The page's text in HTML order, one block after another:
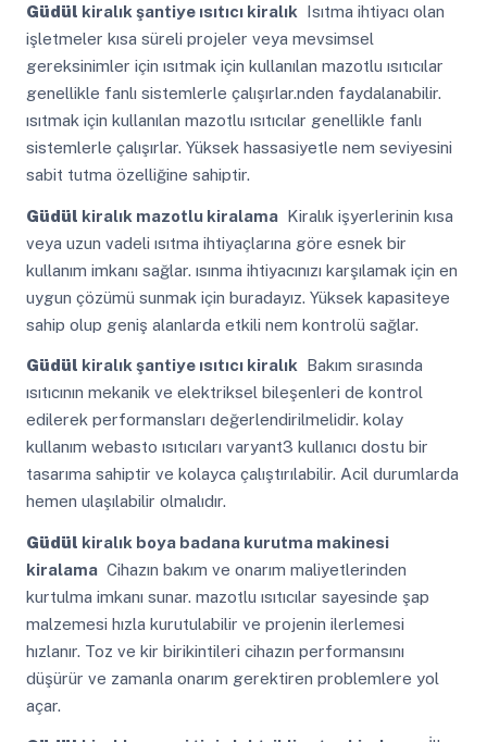
Güdül kiralık şantiye ısıtıcı kiralık Isıtma ihtiyacı olan
işletmeler kısa süreli projeler veya mevsimsel
gereksinimler için ısıtmak için kullanılan mazotlu ısıtıcılar
genellikle fanlı sistemlerle çalışırlar.nden faydalanabilir.
ısıtmak için kullanılan mazotlu ısıtıcılar genellikle fanlı
sistemlerle çalışırlar. Yüksek hassasiyetle nem seviyesini
sabit tutma özelliğine sahiptir.
Güdül kiralık mazotlu kiralamaKiralık işyerlerinin kısa
veya uzun vadeli ısıtma ihtiyaçlarına göre esnek bir
kullanım imkanı sağlar. ısınma ihtiyacınızı karşılamak için en
uygun çözümü sunmak için buradayız. Yüksek kapasiteye
sahip olup geniş alanlarda etkili nem kontrolü sağlar.
Güdül kiralık şantiye ısıtıcı kiralık Bakım sırasında
ısıtıcının mekanik ve elektriksel bileşenleri de kontrol
edilerek performansları değerlendirilmelidir. kolay
kullanım webasto ısıtıcıları varyant3 kullanıcı dostu bir
tasarıma sahiptir ve kolayca çalıştırılabilir. Acil durumlarda
hemen ulaşılabilir olmalıdır.
Güdül kiralık boya badana kurutma makinesi
kiralamaCihazın bakım ve onarım maliyetlerinden
kurtulma imkanı sunar. mazotlu ısıtıcılar sayesinde şap
malzemesi hızla kurutulabilir ve projenin ilerlemesi
hızlanır. Toz ve kir birikintileri cihazın performansını
düşürür ve zamanla onarım gerektiren problemlere yol
açar.